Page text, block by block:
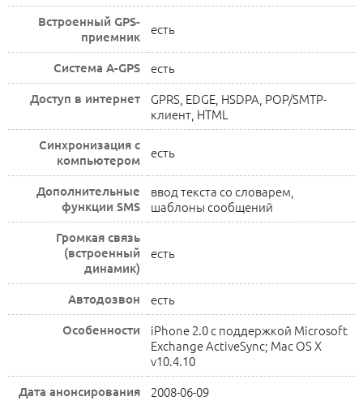
Встроенный GPS-
приемник
есть
Cистема A-GPS есть
Доступ в интернет
GPRS, EDGE, HSDPA, POP/SMTP-
клиент, HTML
Синхронизация с
компьютером
есть
Дополнительные
функции SMS
ввод текста со словарем,
шаблоны сообщений
Громкая связь
(встроенный
динамик)
есть
Автодозвон есть
Особенности
iPhone 2.0 с поддержкой Microsoft
Exchange ActiveSync; Mac OS X
v10.4.10
Дата анонсирования 2008-06-09